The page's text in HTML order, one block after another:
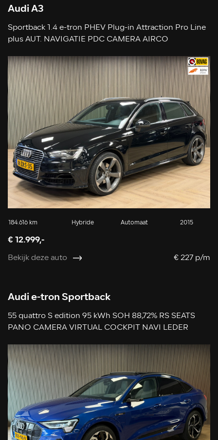
Audi A3
Sportback 1.4 e-tron PHEV Plug-in Attraction Pro Line
plus AUT. NAVIGATIE PDC CAMERA AIRCO
184.616 km Hybride Automaat 2015
€ 12.999,-
Bekijk deze auto € 227 p/m
Audi e-tron Sportback
55 quattro S edition 95 kWh SOH 88,72% RS SEATS
PANO CAMERA VIRTUAL COCKPIT NAVI LEDER